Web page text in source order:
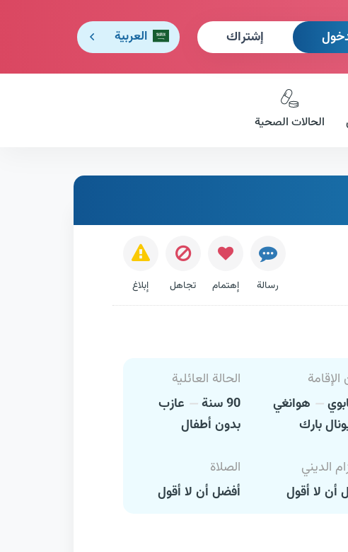
إشتراك العربية
الحالات الصحية
رسالة إهتمام تجاهل إبلاغ
هوانغي
بارك
الحالة العائلية
90 سنة
عازب
بدون أطفال
الديني
أن لا أقول
الصلاة
أفضل أن لا أقول